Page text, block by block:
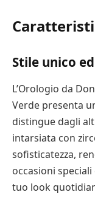
Stile unico
L’Orologio da
Verde presenta
distingue dagli
intarsiata con
sofisticatezza,
occasioni
tuo look